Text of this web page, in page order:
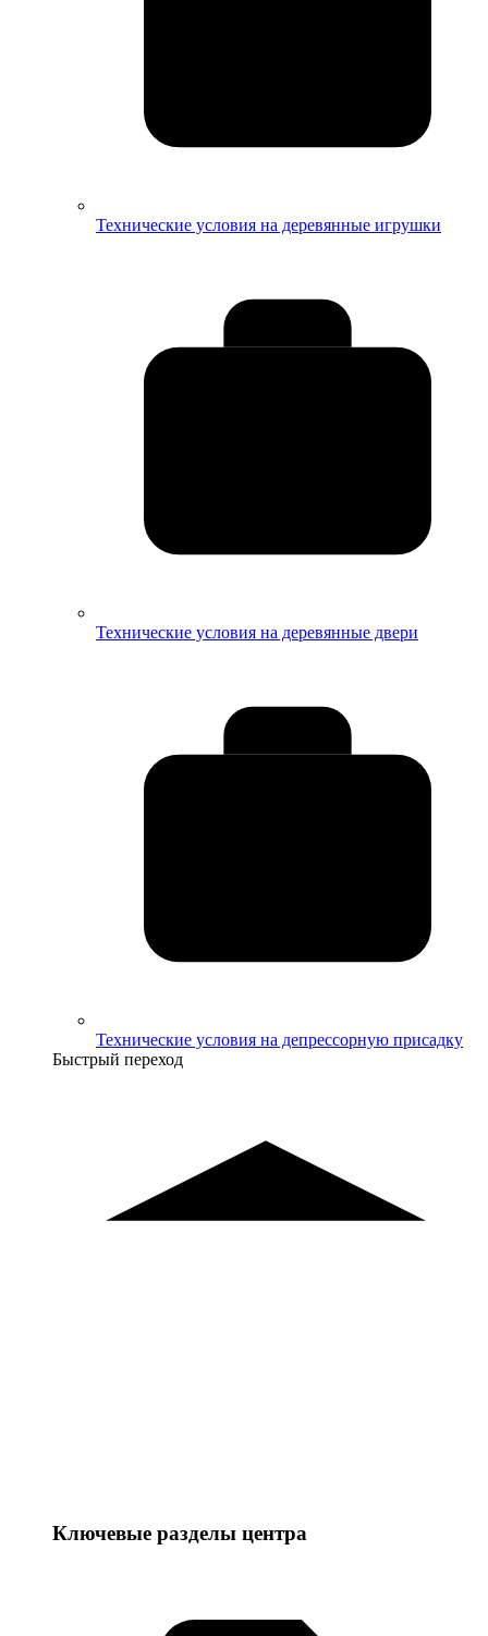
Технические условия на деревянные игрушки
Технические условия на деревянные двери
Технические условия на депрессорную присадку
Быстрый переход
Ключевые разделы центра